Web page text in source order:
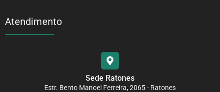
Atendimento
Sede Ratones
Estr. Bento Manoel Ferreira, 2065 - Ratones